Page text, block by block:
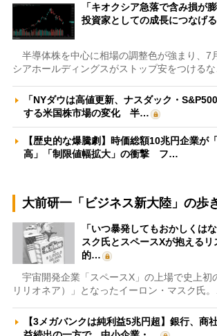
「キオクシア急落で含み損が
投資家としての成長につな
半導体株を中心に相場の調整色が強まり、7
シアホールディングスがストップ安をつけるな
「NYダウは高値更新、ナスダック・
する米国株市場の変化 半…
【歴史的な爆騰劇】時価総額10兆円企業が
高」「制限値幅拡大」の衝撃 フ…
大前研一「ビジネス新大陸」の歩
「いつ暴発してもおかしくは
スク氏とスペースXが抱える
的…
宇宙開発企業「スペースX」の上場で史上初
リリオネア）」となったイーロン・マスク氏。
【3メガバンクは純利益5兆円超】銀行、商